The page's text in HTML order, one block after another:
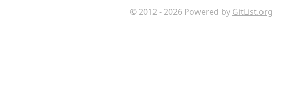
© 2012 - 2026 Powered by GitList.org